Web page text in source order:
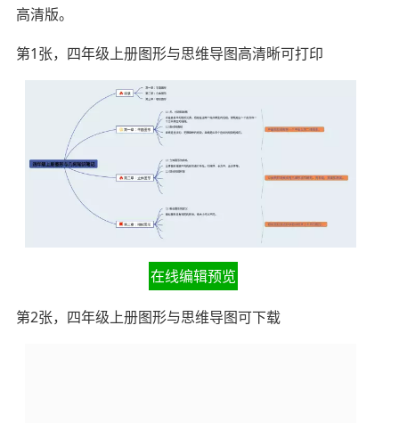
高清版。
第1张，四年级上册图形与思维导图高清晰可打印
在线编辑预览
第2张，四年级上册图形与思维导图可下载